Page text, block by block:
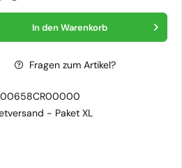
In den Warenkorb
Fragen zum Artikel?
- Paket XL